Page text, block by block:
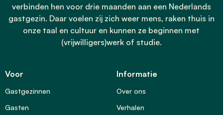
verbinden hen voor drie maanden aan een Nederlands
gastgezin. Daar voelen zij zich weer mens, raken thuis in
onze taal en cultuur en kunnen ze beginnen met
(vrijwilligers)werk of studie.
Voor
Gastgezinnen
Gasten
Informatie
Over ons
Verhalen